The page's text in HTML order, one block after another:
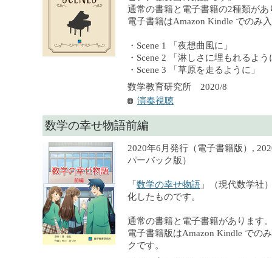
通常の書籍と電子書籍の2種類があ
電子書籍はAmazon Kindle でのみ
・Scene 1 「夜想曲風に」
・Scene 2 「淋しさに埋もれるよう
・Scene 3 「草原を走るように」
数学教育研究所 2020/8
演奏視聴
数学の幸せ物語前編
2020年6月発行（電子書籍版）,
パーバック版）
「 数学の幸せ物語 」（現代数学社
化したものです。
通常の書籍と電子書籍があります
電子書籍版はAmazon Kindle での
クです。